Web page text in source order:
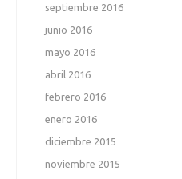
septiembre 2016
junio 2016
mayo 2016
abril 2016
febrero 2016
enero 2016
diciembre 2015
noviembre 2015